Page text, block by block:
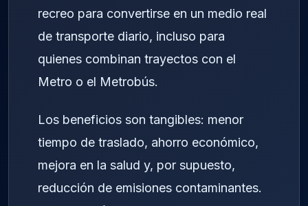
recreo para convertirse en un medio real
de transporte diario, incluso para
quienes combinan trayectos con el
Metro o el Metrobús.
Los beneficios son tangibles: menor
tiempo de traslado, ahorro económico,
mejora en la salud y, por supuesto,
reducción de emisiones contaminantes.